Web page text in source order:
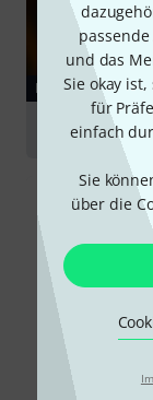
und das
Sie okay
für
einfach
Sie
über die
RATGEBER
Kabel